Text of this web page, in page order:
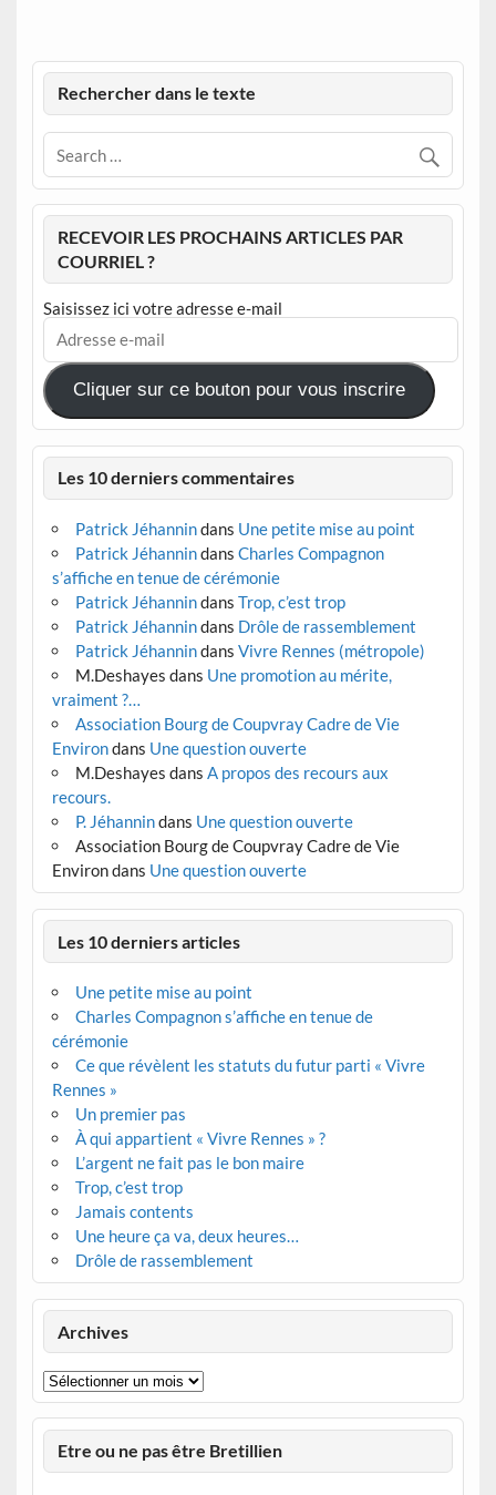
Rechercher dans le texte
RECEVOIR LES PROCHAINS ARTICLES PAR
COURRIEL ?
Saisissez ici votre adresse e-mail
Adresse
mail
Cliquer sur ce bouton pour vous inscrire
Les 10 derniers commentaires
Patrick Jéhannindans Une petite mise au point
Patrick Jéhannindans Charles Compagnon
s’affiche en tenue de cérémonie
Patrick Jéhannindans Trop, c’est trop
Patrick Jéhannindans Drôle de rassemblement
Patrick Jéhannindans Vivre Rennes (métropole)
M.Deshayes dans Une promotion au mérite,
vraiment ?…
Association Bourg de Coupvray Cadre de Vie
Environdans Une question ouverte
M.Deshayes dans A propos des recours aux
recours.
P. Jéhannindans Une question ouverte
Association Bourg de Coupvray Cadre de Vie
Environdans Une question ouverte
Les 10 derniers articles
Une petite mise au point
Charles Compagnon s’affiche en tenue de
cérémonie
Ce que révèlent les statuts du futur parti « Vivre
Rennes »
Un premier pas
À qui appartient « Vivre Rennes » ?
L’argent ne fait pas le bon maire
Trop, c’est trop
Jamais contents
Une heure ça va, deux heures…
Drôle de rassemblement
Archives
Archives
Etre ou ne pas être Bretillien